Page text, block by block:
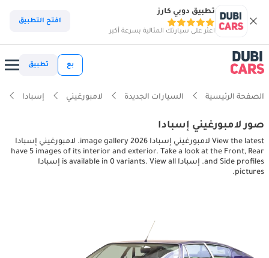
تطبيق دوبي كارز
اعثر على سيارتك المثالية بسرعة أكبر
افتح التطبيق
بع تطبيق
الصفحة الرئيسية السيارات الجديدة لامبورغيني إسبادا
صور لامبورغيني إسبادا
View the latest لامبورغيني إسبادا 2026 image gallery. لامبورغيني إسبادا
have 5 images of its interior and exterior. Take a look at the Front, Rear
and Side profiles. إسبادا is available in 0 variants. View all إسبادا
pictures.